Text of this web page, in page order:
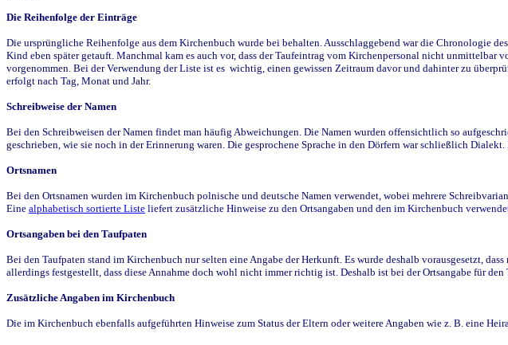
Die Reihenfolge der Einträge
Die ursprüngliche Reihenfolge aus dem Kirchenbuch wurde bei behalten. Ausschlaggebend war die Chronologie
Kind eben später getauft. Manchmal kam es auch vor, dass der Taufeintrag vom Kirchenpersonal nicht
vorgenommen. Bei der Verwendung der Liste ist es wichtig, einen gewissen Zeitraum davor und dahinter zu
erfolgt nach Tag, Monat und Jahr.
Schreibweise der Namen
Bei den Schreibweisen der Namen findet man häufig Abweichungen. Die Namen wurden offensichtlich so
geschrieben, wie sie noch in der Erinnerung waren. Die gesprochene Sprache in den Dörfern war schließlich
Ortsnamen
Bei den Ortsnamen wurden im Kirchenbuch polnische und deutsche Namen verwendet, wobei mehrere
Eine alphabetisch sortierte Liste liefert zusätzliche Hinweise zu den Ortsangaben und den im Kirchenbuch
Ortsangaben bei den Taufpaten
Bei den Taufpaten stand im Kirchenbuch nur selten eine Angabe der Herkunft. Es wurde deshalb vorausgesetzt,
allerdings festgestellt, dass diese Annahme doch wohl nicht immer richtig ist. Deshalb ist bei der Ortsangabe für
Zusätzliche Angaben im Kirchenbuch
Die im Kirchenbuch ebenfalls aufgeführten Hinweise zum Status der Eltern oder weitere Angaben wie z. B. eine